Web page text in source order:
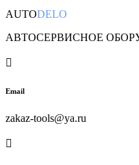
AUTODELO
АВТОСЕРВИСНОЕ

Email
zakaz-tools@ya.ru
